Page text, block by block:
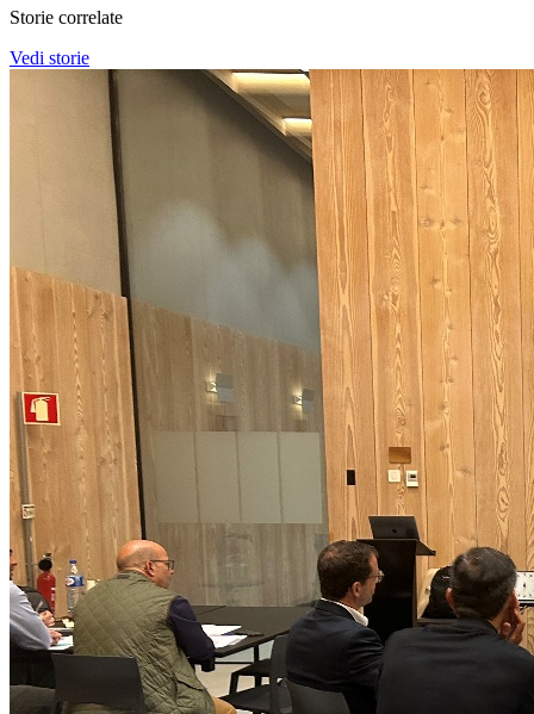
Storie correlate
Vedi storie